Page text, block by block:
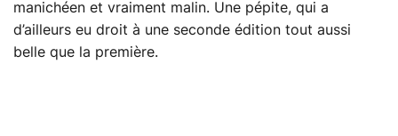
manichéen et vraiment malin. Une pépite, qui a
d’ailleurs eu droit à une seconde édition tout aussi
belle que la première.